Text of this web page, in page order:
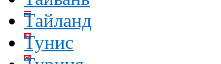
Тайланд
Тунис